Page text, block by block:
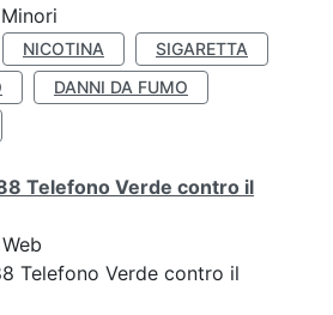
NICOTINA
SIGARETTA
DANNI DA FUMO
Telefono Verde contro il
Telefono Verde contro il